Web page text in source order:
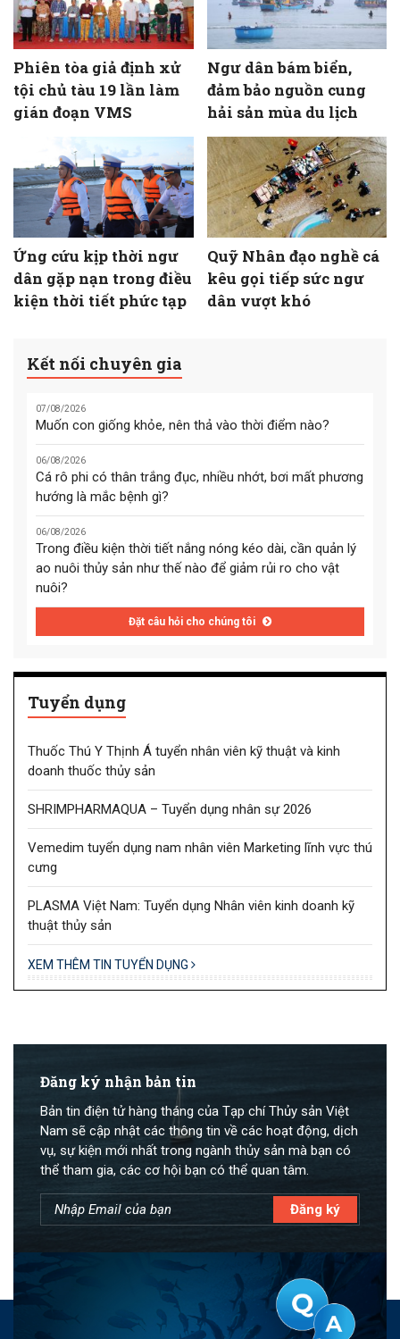
Phiên tòa giả định xử
tội chủ tàu 19 lần làm
gián đoạn VMS
Ngư dân bám biển,
đảm bảo nguồn cung
hải sản mùa du lịch
Ứng cứu kịp thời ngư
dân gặp nạn trong điều
kiện thời tiết phức tạp
Quỹ Nhân đạo nghề cá
kêu gọi tiếp sức ngư
dân vượt khó
Kết nối chuyên gia
07/08/2026
Muốn con giống khỏe, nên thả vào thời điểm nào?
06/08/2026
Cá rô phi có thân trắng đục, nhiều nhớt, bơi mất phương
hướng là mắc bệnh gì?
06/08/2026
Trong điều kiện thời tiết nắng nóng kéo dài, cần quản lý
ao nuôi thủy sản như thế nào để giảm rủi ro cho vật
nuôi?
Đặt câu hỏi cho chúng tôi
Tuyển dụng
Thuốc Thú Y Thịnh Á tuyển nhân viên kỹ thuật và kinh
doanh thuốc thủy sản
SHRIMPHARMAQUA – Tuyển dụng nhân sự 2026
Vemedim tuyển dụng nam nhân viên Marketing lĩnh vực thú
cưng
PLASMA Việt Nam: Tuyển dụng Nhân viên kinh doanh kỹ
thuật thủy sản
XEM THÊM TIN TUYỂN DỤNG
Đăng ký nhận bản tin
Bản tin điện tử hàng tháng của Tạp chí Thủy sản Việt
Nam sẽ cập nhật các thông tin về các hoạt động, dịch
vụ, sự kiện mới nhất trong ngành thủy sản mà bạn có
thể tham gia, các cơ hội bạn có thể quan tâm.